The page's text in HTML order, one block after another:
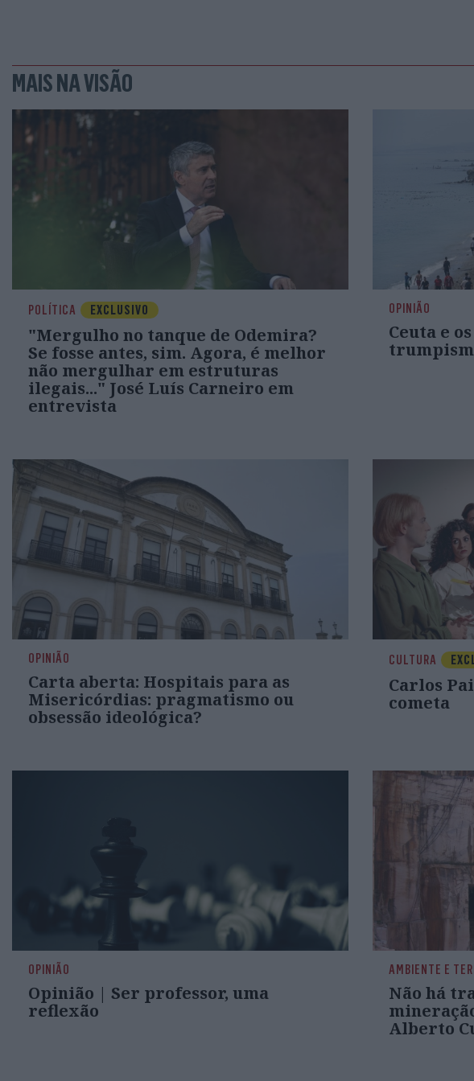
“As pessoas farão qualquer coisa, não importa o quão
“A sua visão só se tornará clara quando você puder
coração. Lá fora, tudo parece discordante; somente
olha para fora sonha; quem olha para dentro desperta”
“Toda a adição é má, não importa se o narcótico é
MAIS NA VISÃO
POLÍTICA EXCLUSIVO
"Mergulho no tanque de Odemira?
Se fosse antes, sim. Agora, é melhor
não mergulhar em estruturas
ilegais..." José Luís Carneiro em
entrevista
OPINIÃO
Ceuta e
OPINIÃO
Carta aberta: Hospitais para as
Misericórdias: pragmatismo ou
obsessão ideológica?
CULTURA
Carlos
cometa
OPINIÃO
Opinião | Ser professor, uma
reflexão
AMBIENTE E
Não há
Alberto